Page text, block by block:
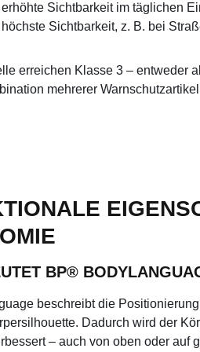
erhöhte Sichtbarkeit im täglichen
höchste Sichtbarkeit, z. B. bei
erreichen Klasse 3 – entweder
mehrerer
BP®
beschreibt die
Dadurch wird der
– auch von oben oder auf